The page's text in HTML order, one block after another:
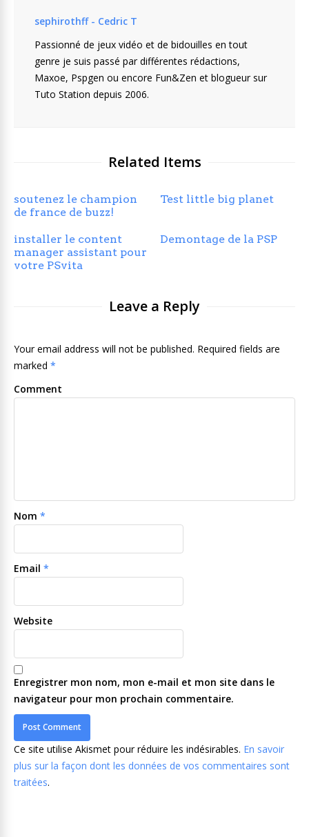
sephirothff - Cedric T
Passionné de jeux vidéo et de bidouilles en tout
genre je suis passé par différentes rédactions,
Maxoe, Pspgen ou encore Fun&Zen et blogueur sur
Tuto Station depuis 2006.
Related Items
soutenez le champion
de france de buzz!
Test little big planet
installer le content
manager assistant pour
votre PSvita
Demontage de la PSP
Leave a Reply
Your email address will not be published. Required fields are
marked *
Comment
Nom *
Email *
Website
Enregistrer mon nom, mon e-mail et mon site dans le
navigateur pour mon prochain commentaire.
Ce site utilise Akismet pour réduire les indésirables. En savoir
plus sur la façon dont les données de vos commentaires sont
traitées.